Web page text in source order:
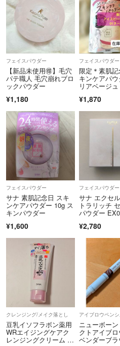
＊今の時期ですので可能な品は除菌
どうぞ宜しくお願い致します(⋈◍
フェイスパウダー
【新品未使用🉐】毛穴
パテ職人 毛穴崩れブロ
ックパウダー
¥1,180
フェイスパウダー
限定＊素肌
キンケアパ
リアベージ
¥1,870
フェイスパウダー
サナ 素肌記念日 スキ
ンケアパウダー 10g ス
キンパウダー
¥1,600
フェイスパウダー
サナ エクセ
トラリッチ
パウダー
¥2,780
クレンジング/メイク落とし
豆乳イソフラボン薬用
WRエイジングケアク
レンジングクリーム ホ
アイブロウペン
ニューボー
クトアイブ
ベンダーブ